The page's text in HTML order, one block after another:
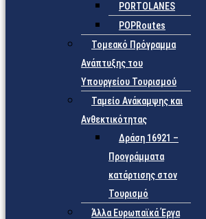
PORTOLANES
POPRoutes
Τομεακό Πρόγραμμα
Ανάπτυξης του
Υπουργείου Τουρισμού
Ταμείο Ανάκαμψης και
Ανθεκτικότητας
Δράση 16921 –
Προγράμματα
κατάρτισης στον
Τουρισμό
Άλλα Ευρωπαϊκά Έργα